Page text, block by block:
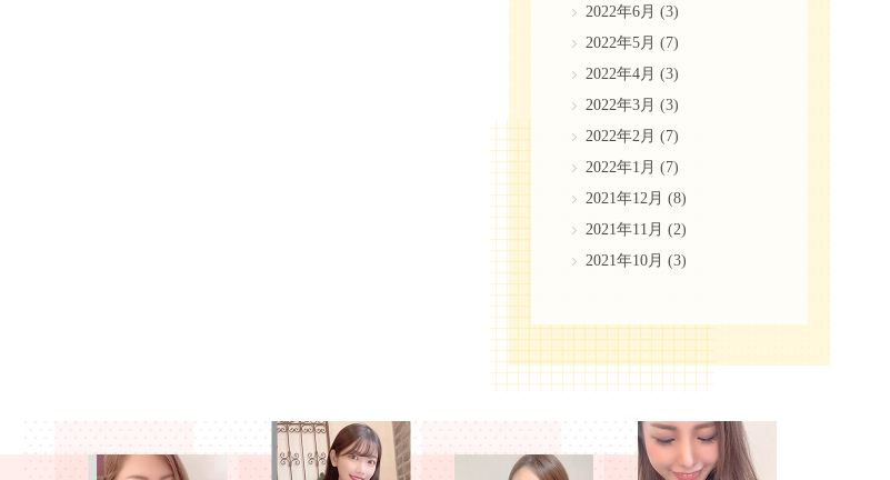
2022年6月 (3)
2022年5月 (7)
2022年4月 (3)
2022年3月 (3)
2022年2月 (7)
2022年1月 (7)
2021年12月 (8)
2021年11月 (2)
2021年10月 (3)